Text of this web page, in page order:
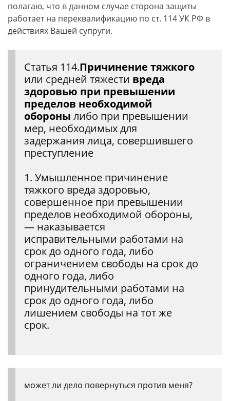
полагаю, что в данном случае сторона защиты
работает на переквалификацию по ст. 114 УК РФ в
действиях Вашей супруги.
Статья 114.Причинение тяжкого
или средней тяжести вреда
здоровью при превышении
пределов необходимой
обороны либо при превышении
мер, необходимых для
задержания лица, совершившего
преступление
1. Умышленное причинение
тяжкого вреда здоровью,
совершенное при превышении
пределов необходимой обороны,
— наказывается
исправительными работами на
срок до одного года, либо
ограничением свободы на срок до
одного года, либо
принудительными работами на
срок до одного года, либо
лишением свободы на тот же
срок.
может ли дело повернуться против меня?